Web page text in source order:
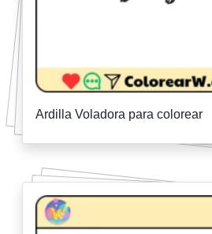
Ardilla Voladora para colorear